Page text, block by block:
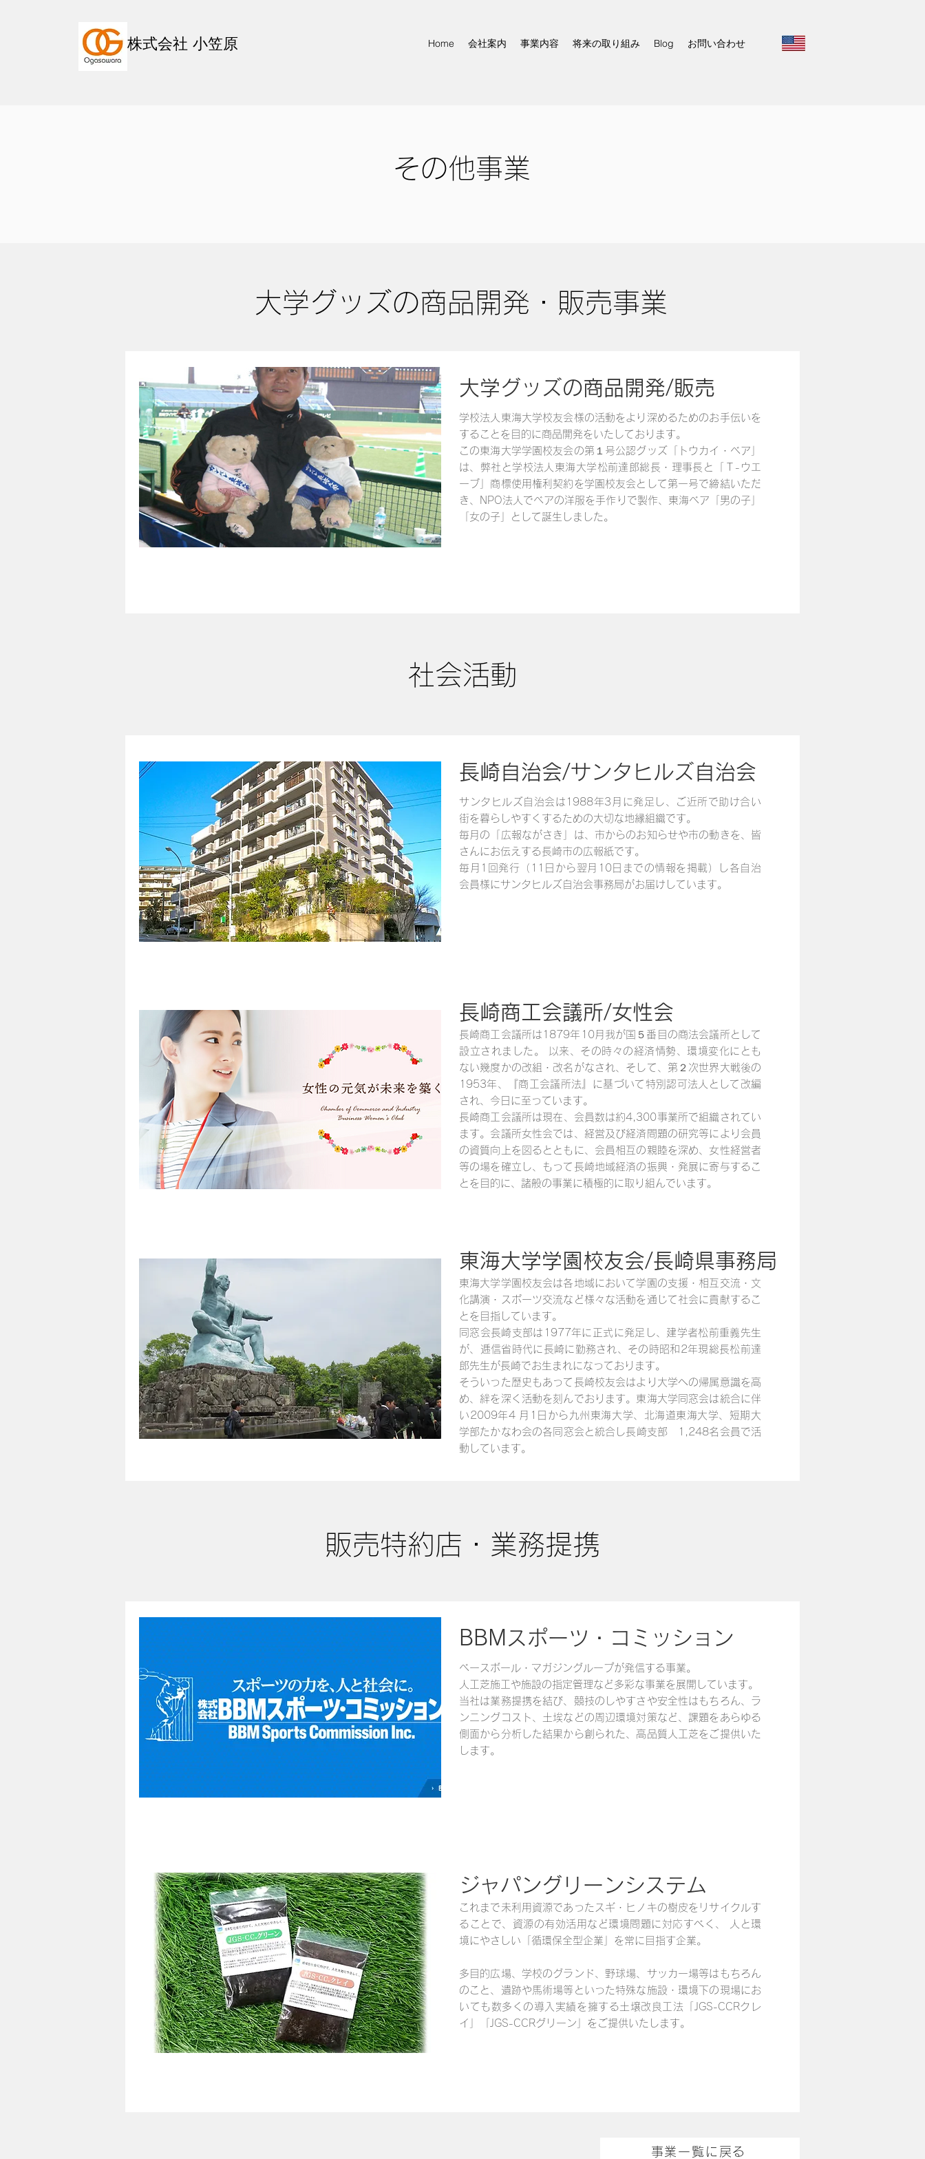
株式会社 小笠原 Home 会社案内 事業内容 将来の取り組み Blog お問い合わせ
その他事業
大学グッズの商品開発・販売事業
大学グッズの商品開発/販売
学校法人東海大学校友会様の活動をより深めるためのお手伝いを
することを目的に商品開発をいたしております。
この東海大学学園校友会の第１号公認グッズ「トウカイ・ベア」
は、弊社と学校法人東海大学松前達郎総長・理事長と「Ｔ-ウエ
ーブ」商標使用権利契約を学園校友会として第一号で締結いただ
き、NPO法人でベアの洋服を手作りで製作、東海ベア「男の子」
「女の子」として誕生しました。
社会活動
長崎自治会/サンタヒルズ自治会
サンタヒルズ自治会は1988年3月に発足し、ご近所で助け合い
街を暮らしやすくするための大切な地縁組織です。
毎月の「広報ながさき」は、市からのお知らせや市の動きを、皆
さんにお伝えする長崎市の広報紙です。
毎月1回発行（11日から翌月10日までの情報を掲載）し各自治
会員様にサンタヒルズ自治会事務局がお届けしています。
長崎商工会議所/女性会
長崎商工会議所は1879年10月我が国５番目の商法会議所として
設立されました。 以来、その時々の経済情勢、環境変化にとも
ない幾度かの改組・改名がなされ、そして、第２次世界大戦後の
1953年、『商工会議所法』に基づいて特別認可法人として改編
され、今日に至っています。
長崎商工会議所は現在、会員数は約4,300事業所で組織されてい
ます。会議所女性会では、経営及び経済問題の研究等により会員
の資質向上を図るとともに、会員相互の親睦を深め、女性経営者
等の場を確立し、もって長崎地域経済の振興・発展に寄与するこ
とを目的に、諸般の事業に積極的に取り組んでいます。
東海大学学園校友会/長崎県事務局
東海大学学園校友会は各地域において学園の支援・相互交流・文
化講演・スポーツ交流など様々な活動を通じて社会に貢献するこ
とを目指しています。
同窓会長崎支部は1977年に正式に発足し、建学者松前重義先生
が、逓信省時代に長崎に勤務され、その時昭和2年現総長松前達
郎先生が長崎でお生まれになっております。
そういった歴史もあって長崎校友会はより大学への帰属意識を高
め、絆を深く活動を刻んでおります。東海大学同窓会は統合に伴
い2009年4 月1日から九州東海大学、北海道東海大学、短期大
学部たかなわ会の各同窓会と統合し長崎支部 1,248名会員で活
動しています。
販売特約店・業務提携
BBMスポーツ・コミッション
ベースボール・マガジングループが発信する事業。
人工芝施工や施設の指定管理など多彩な事業を展開しています。
当社は業務提携を結び、競技のしやすさや安全性はもちろん、ラ
ンニングコスト、土埃などの周辺環境対策など、課題をあらゆる
側面から分析した結果から創られた、高品質人工芝をご提供いた
します。
ジャパングリーンシステム
これまで未利用資源であったスギ・ヒノキの樹皮をリサイクルす
ることで、資源の有効活用など環境問題に対応すべく、 人と環
境にやさしい「循環保全型企業」を常に目指す企業。
多目的広場、学校のグランド、野球場、サッカー場等はもちろん
のこと、遺跡や馬術場等といった特殊な施設・環境下の現場にお
いても数多くの導入実績を擁する土壌改良工法「JGS-CCRクレ
イ」「JGS-CCRグリーン」をご提供いたします。
事業一覧に戻る